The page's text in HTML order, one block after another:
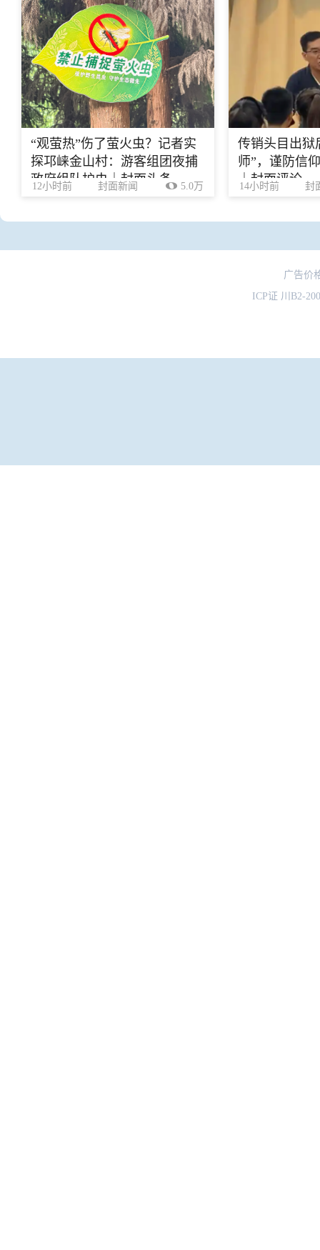
“观萤热”伤了萤火虫？记者实
探邛崃金山村：游客组团夜捕
政府组队护虫｜封面头条
12小时前 封面新闻 5.0万
传销头目出狱
师”，谨防信
｜封面评论
14小时前 封
广告价
ICP证 川B2-